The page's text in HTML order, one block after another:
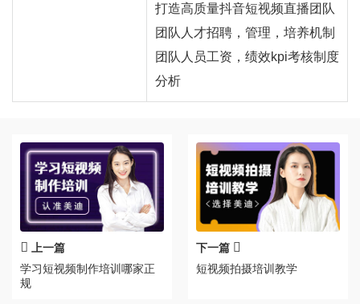
打造高质量抖音短视频直播团队
团队人才招聘，管理，培养机制
团队人员工资，绩效kpi考核制度
分析
上一篇
学习短视频制作培训哪家正
规
下一篇
短视频拍摄培训教学